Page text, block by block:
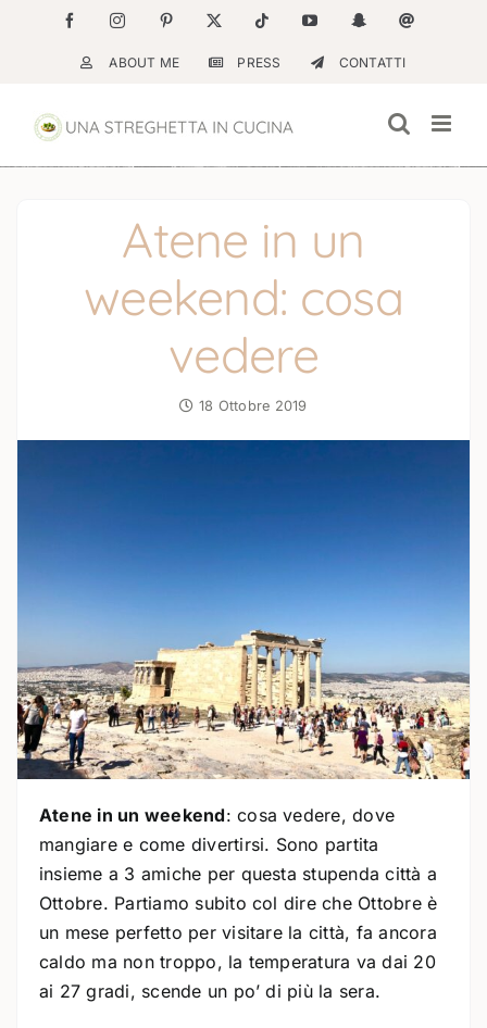
contenuto
FacebookInstagramPinterest Tiktok YouTubeSnapchatEmail
ABOUT ME PRESS CONTATTI
Atene in un
weekend: cosa
vedere
18 Ottobre 2019
Atene in un weekend: cosa vedere, dove
mangiare e come divertirsi. Sono partita
insieme a 3 amiche per questa stupenda città a
Ottobre. Partiamo subito col dire che Ottobre è
un mese perfetto per visitare la città, fa ancora
caldo ma non troppo, la temperatura va dai 20
ai 27 gradi, scende un po’ di più la sera.